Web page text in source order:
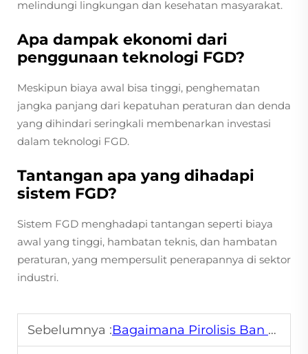
melindungi lingkungan dan kesehatan masyarakat.
Apa dampak ekonomi dari
penggunaan teknologi FGD?
Meskipun biaya awal bisa tinggi, penghematan
jangka panjang dari kepatuhan peraturan dan denda
yang dihindari seringkali membenarkan investasi
dalam teknologi FGD.
Tantangan apa yang dihadapi
sistem FGD?
Sistem FGD menghadapi tantangan seperti biaya
awal yang tinggi, hambatan teknis, dan hambatan
peraturan, yang mempersulit penerapannya di sektor
industri.
Sebelumnya :Bagaimana Pirolisis Ban Bekas Merevolusi Daur Ulang